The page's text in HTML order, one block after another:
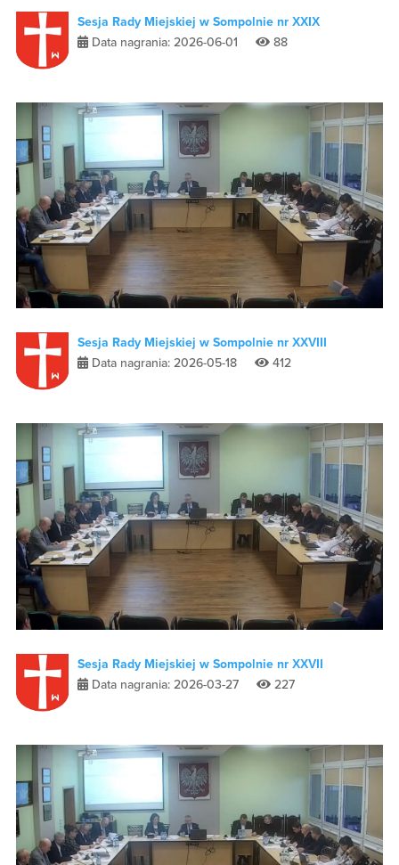
Sesja Rady Miejskiej w Sompolnie nr XXIX
Data nagrania: 2026-06-01
88
Sesja Rady Miejskiej w Sompolnie nr XXVIII
Data nagrania: 2026-05-18
412
Sesja Rady Miejskiej w Sompolnie nr XXVII
Data nagrania: 2026-03-27
227